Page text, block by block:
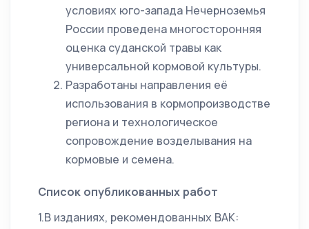
условиях юго-запада Нечерноземья
России проведена многосторонняя
оценка суданской травы как
универсальной кормовой культуры.
Разработаны направления её
использования в кормопроизводстве
региона и технологическое
сопровождение возделывания на
кормовые и семена.
Список опубликованных работ
1.В изданиях, рекомендованных ВАК: